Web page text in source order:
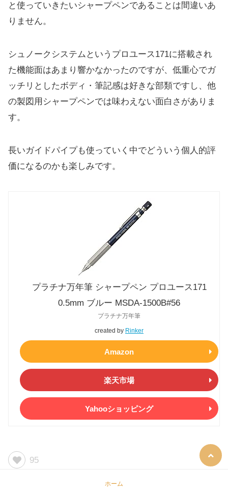
と使っていきたいシャープペンであることは間違いあ
りません。
シュノークシステムというプロユース171に搭載され
た機能面はあまり響かなかったのですが、低重心でガ
ッチリとしたボディ・筆記感は好きな部類ですし、他
の製図用シャープペンでは味わえない面白さがありま
す。
長いガイドパイプも使っていく中でどういう個人的評
価になるのかも楽しみです。
プラチナ万年筆 シャープペン プロユース171
0.5mm ブルー MSDA-1500B#56
created by Rinker
プラチナ万年筆
Amazon
楽天市場
Yahooショッピング
95
ホーム